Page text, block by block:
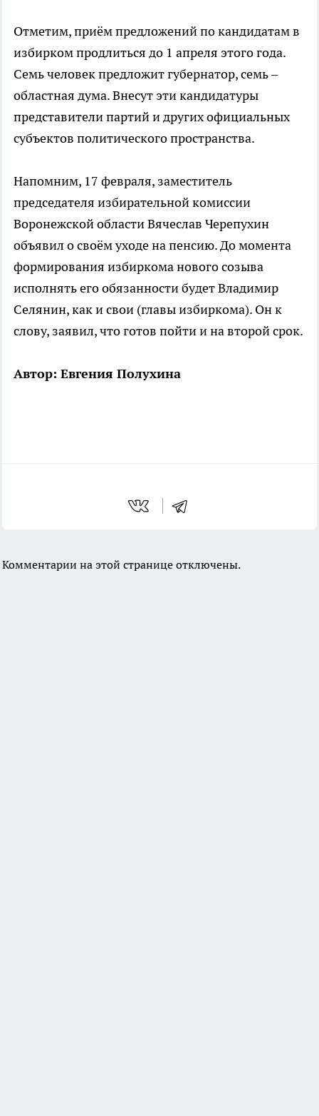
Отметим, приём предложений по кандидатам в
избирком продлиться до 1 апреля этого года.
Семь человек предложит губернатор, семь –
областная дума. Внесут эти кандидатуры
представители партий и других официальных
субъектов политического пространства.
Напомним, 17 февраля, заместитель
председателя избирательной комиссии
Воронежской области Вячеслав Черепухин
объявил о своём уходе на пенсию. До момента
формирования избиркома нового созыва
исполнять его обязанности будет Владимир
Селянин, как и свои (главы избиркома). Он к
слову, заявил, что готов пойти и на второй срок.
Автор: Евгения Полухина
Комментарии на этой странице отключены.